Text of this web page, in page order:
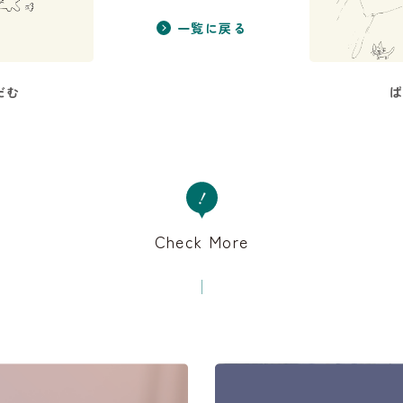
む
一覧に戻る
Check More